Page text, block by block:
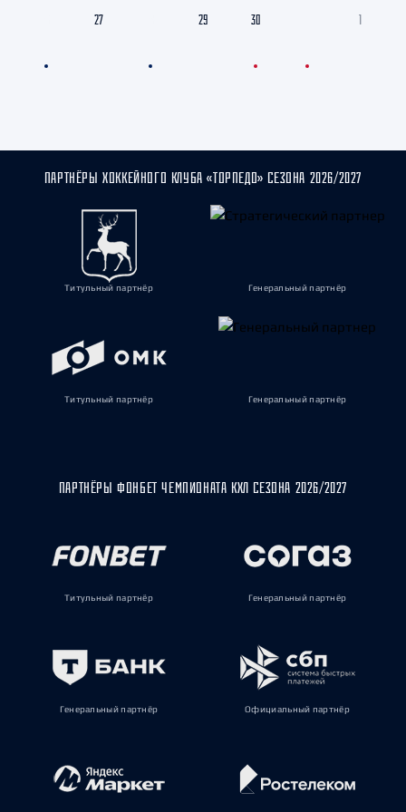
27 29 30 1
ПАРТНЁРЫ ХОККЕЙНОГО КЛУБА «ТОРПЕДО» СЕЗОНА 2026/2027
Титульный партнёр Генеральный партнёр
Титульный партнёр Генеральный партнёр
ПАРТНЁРЫ ФОНБЕТ ЧЕМПИОНАТА КХЛ СЕЗОНА 2026/2027
Титульный партнёр Генеральный партнёр
Генеральный партнёр Официальный партнёр